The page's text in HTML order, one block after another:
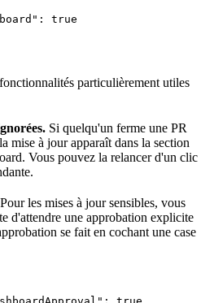
: true
particulièrement utiles
Si quelqu'un ferme une PR
mise à jour apparaît dans la section
Vous pouvez la relancer d'un clic
Pour les mises à jour sensibles, vous
d'attendre une approbation explicite
se fait en cochant une case